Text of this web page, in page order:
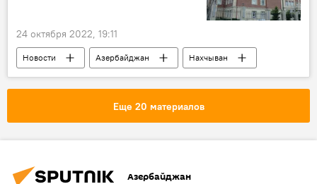
24 октября 2022, 19:11
Новости Азербайджан
Нахчыван
азербайджанская армия
Гибель
Еще 20 материалов
Азербайджан